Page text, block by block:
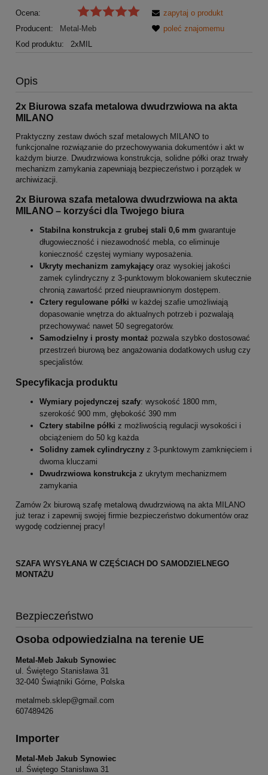
Ocena:
Producent:
Metal-Meb
Kod produktu:
2xMIL
zapytaj o produkt
poleć znajomemu
Opis
2x Biurowa szafa metalowa dwudrzwiowa na akta
MILANO
Praktyczny zestaw dwóch szaf metalowych MILANO to
funkcjonalne rozwiązanie do przechowywania dokumentów i akt w
każdym biurze. Dwudrzwiowa konstrukcja, solidne półki oraz trwały
mechanizm zamykania zapewniają bezpieczeństwo i porządek w
archiwizacji.
2x Biurowa szafa metalowa dwudrzwiowa na akta
MILANO – korzyści dla Twojego biura
Stabilna konstrukcja z grubej stali 0,6 mm gwarantuje
długowieczność i niezawodność mebla, co eliminuje
konieczność częstej wymiany wyposażenia.
Ukryty mechanizm zamykający oraz wysokiej jakości
zamek cylindryczny z 3-punktowym blokowaniem skutecznie
chronią zawartość przed nieuprawnionym dostępem.
Cztery regulowane półki w każdej szafie umożliwiają
dopasowanie wnętrza do aktualnych potrzeb i pozwalają
przechowywać nawet 50 segregatorów.
Samodzielny i prosty montaż pozwala szybko dostosować
przestrzeń biurową bez angażowania dodatkowych usług czy
specjalistów.
Specyfikacja produktu
Wymiary pojedynczej szafy: wysokość 1800 mm,
szerokość 900 mm, głębokość 390 mm
Cztery stabilne półki z możliwością regulacji wysokości i
obciążeniem do 50 kg każda
Solidny zamek cylindryczny z 3-punktowym zamknięciem i
dwoma kluczami
Dwudrzwiowa konstrukcjaz ukrytym mechanizmem
zamykania
Zamów 2x biurową szafę metalową dwudrzwiową na akta MILANO
już teraz i zapewnij swojej firmie bezpieczeństwo dokumentów oraz
wygodę codziennej pracy!
SZAFA WYSYŁANA W CZĘŚCIACH DO SAMODZIELNEGO
MONTAŻU
Bezpieczeństwo
Osoba odpowiedzialna na terenie UE
Metal-Meb Jakub Synowiec
ul. Świętego Stanisława 31
32-040 Świątniki Górne, Polska
metalmeb.sklep@gmail.com
607489426
Importer
Metal-Meb Jakub Synowiec
ul. Świętego Stanisława 31